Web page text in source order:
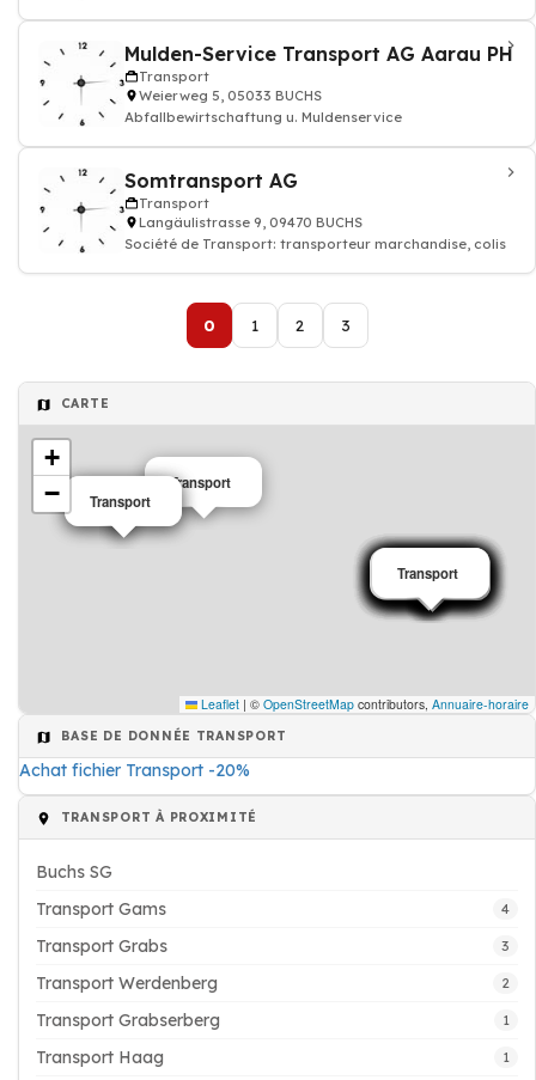
Mulden-Service Transport AG Aarau PH
Transport
Weierweg 5, 05033 BUCHS
Abfallbewirtschaftung u. Muldenservice
Somtransport AG
Transport
Langäulistrasse 9, 09470 BUCHS
Société de Transport: transporteur marchandise, colis
0 1 2 3
CARTE
Transport
Transport
Transport
Transport
Transport
Transport
Transport
Transport
Transport
Transport
Grue
Transport
Transport
Transport
Transport
Transport
Transport
Transport
Transport
Transport
+
−
Leaflet | © OpenStreetMap contributors, Annuaire-horaire
BASE DE DONNÉE TRANSPORT
Achat fichier Transport -20%
TRANSPORT À PROXIMITÉ
Buchs SG
Transport Gams
4
Transport Grabs 3
Transport Werdenberg 2
Transport Grabserberg 1
Transport Haag 1